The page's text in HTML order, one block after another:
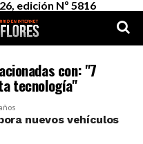
edición Nº 5816
con: "7
tecnología"
nuevos vehículos